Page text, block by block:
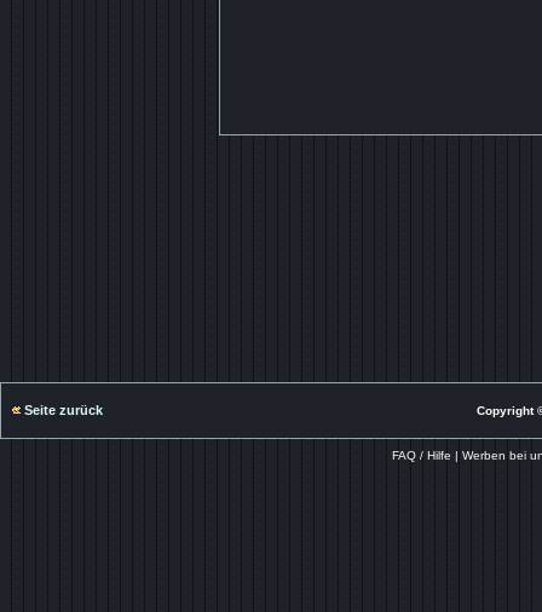
Seite zurück Copyright
FAQ / Hilfe |Werben bei